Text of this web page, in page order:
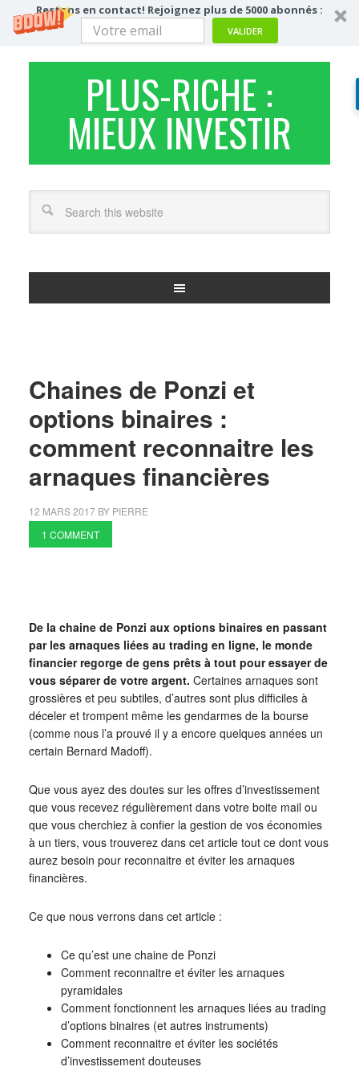
Restons en contact! Rejoignez plus de 5000 abonnés :
VALIDER
PLUS-RICHE :
MIEUX INVESTIR
Chaines de Ponzi et
options binaires :
comment reconnaitre les
arnaques financières
12 MARS 2017BY PIERRE
1 COMMENT
De la chaine de Ponzi aux options binaires en passant
par les arnaques liées au trading en ligne, le monde
financier regorge de gens prêts à tout pour essayer de
vous séparer de votre argent. Certaines arnaques sont
grossières et peu subtiles, d’autres sont plus difficiles à
déceler et trompent même les gendarmes de la bourse
(comme nous l’a prouvé il y a encore quelques années un
certain Bernard Madoff).
Que vous ayez des doutes sur les offres d’investissement
que vous recevez régulièrement dans votre boite mail ou
que vous cherchiez à confier la gestion de vos économies
à un tiers, vous trouverez dans cet article tout ce dont vous
aurez besoin pour reconnaitre et éviter les arnaques
financières.
Ce que nous verrons dans cet article :
Ce qu’est une chaine de Ponzi
Comment reconnaitre et éviter les arnaques
pyramidales
Comment fonctionnent les arnaques liées au trading
d’options binaires (et autres instruments)
Comment reconnaitre et éviter les sociétés
d’investissement douteuses